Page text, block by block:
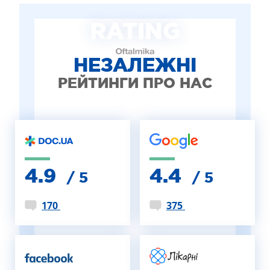
ДИТЯЧА ОФТАЛЬМОЛОГІЯ
ЛІКУВАННЯ ЗАХВОРЮВАНЬ СІТКІВКИ
ЕСТЕТИЧНА ХІРУРГІЯ
НЕЗАЛЕЖНІ
РЕЙТИНГИ ПРО НАС
4.9 / 5
170
4.4 / 5
375